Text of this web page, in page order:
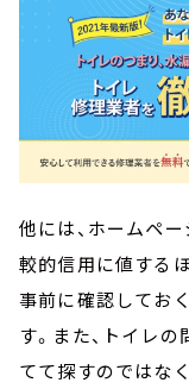
他には、ホームペ
較的信用に値する
事前に確認してお
す。また、トイレ
てて探すのではな